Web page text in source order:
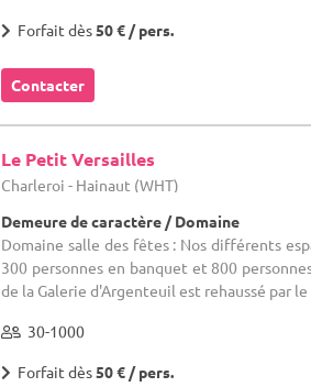
Forfait dès50 € / pers.
Contacter
Le Petit Versailles
Charleroi - Hainaut (WHT)
Demeure de caractère / Domaine
Domaine salle des fêtes : Nos différents
300 personnes en banquet et 800
de la Galerie d'Argenteuil est rehaussé par le
30-1000
Forfait dès50 € / pers.